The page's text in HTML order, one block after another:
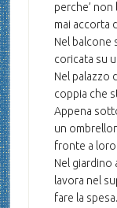
perche’ non
mai accorta
Nel balcone
coricata su
Nel palazzo
coppia che
Appena
un
fronte a loro
Nel giardino
lavora nel
fare la